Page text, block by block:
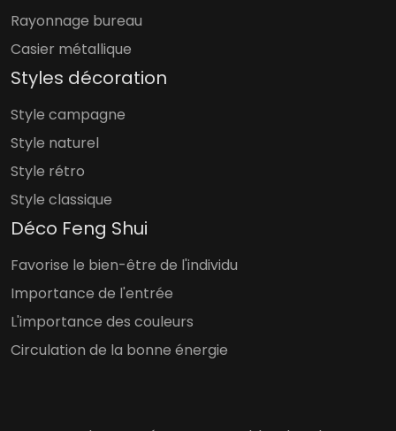
Rayonnage bureau
Casier métallique
Styles décoration
Style campagne
Style naturel
Style rétro
Style classique
Déco Feng Shui
Favorise le bien-être de l'individu
Importance de l'entrée
L'importance des couleurs
Circulation de la bonne énergie